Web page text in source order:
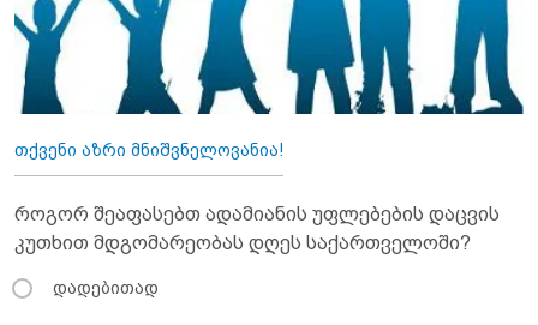
თქვენი აზრი მნიშვნელოვანია!
როგორ შეაფასებთ ადამიანის უფლებების დაცვის
კუთხით მდგომარეობას დღეს საქართველოში?
დადებითად